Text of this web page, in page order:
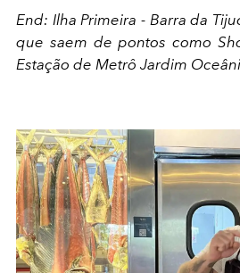
End: Ilha Primeira - Barra da
que saem de pontos como
Estação de Metrô Jardim